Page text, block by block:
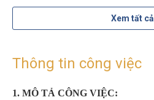
Xem tất cả
Thông tin công việc
1. MÔ TẢ CÔNG VIỆC: